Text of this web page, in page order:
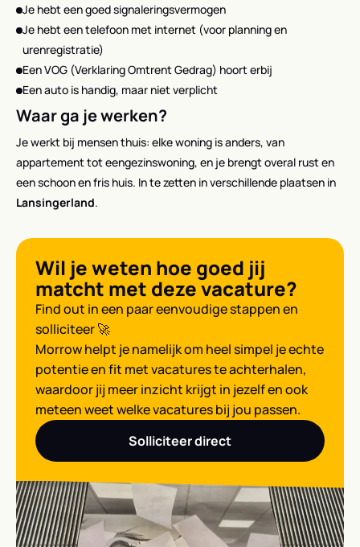
Je hebt een goed signaleringsvermogen
Je hebt een telefoon met internet (voor planning en
urenregistratie)
Een VOG (Verklaring Omtrent Gedrag) hoort erbij
Een auto is handig, maar niet verplicht
Waar ga je werken?
Je werkt bij mensen thuis: elke woning is anders, van
appartement tot eengezinswoning, en je brengt overal rust en
een schoon en fris huis. In te zetten in verschillende plaatsen in
Lansingerland.
Wil je weten hoe goed jij
matcht met deze vacature?
Find out in een paar eenvoudige stappen en
solliciteer 🚀
Morrow helpt je namelijk om heel simpel je echte
potentie en fit met vacatures te achterhalen,
waardoor jij meer inzicht krijgt in jezelf en ook
meteen weet welke vacatures bij jou passen.
Solliciteer direct